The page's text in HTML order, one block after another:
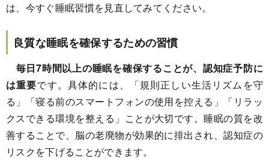
は、今すぐ睡眠習慣を見直してみてください。
良質な睡眠を確保するための習慣
毎日7時間以上の睡眠を確保することが、認知症予防に
は重要です。具体的には、「規則正しい生活リズムを守
る」「寝る前のスマートフォンの使用を控える」「リラッ
クスできる環境を整える」ことが大切です。睡眠の質を改
善することで、脳の老廃物が効果的に排出され、認知症の
リスクを下げることができます。